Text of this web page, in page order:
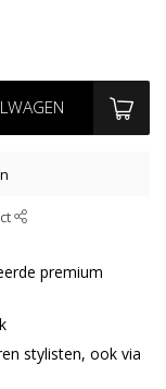
premium
stylisten, ook via